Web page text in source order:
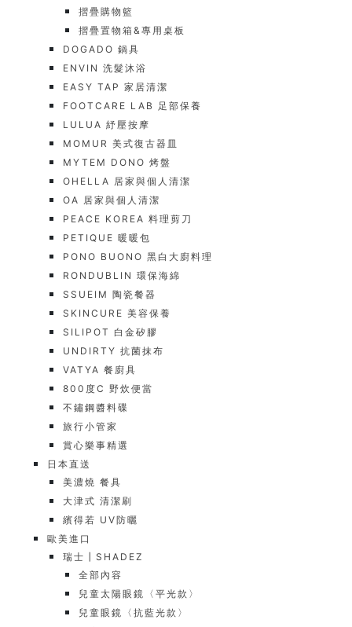
摺疊購物籃
摺疊置物箱&專用桌板
DOGADO 鍋具
ENVIN 洗髮沐浴
EASY TAP 家居清潔
FOOTCARE LAB 足部保養
LULUA 紓壓按摩
MOMUR 美式復古器皿
MYTEM DONO 烤盤
OHELLA 居家與個人清潔
OA 居家與個人清潔
PEACE KOREA 料理剪刀
PETIQUE 暖暖包
PONO BUONO 黑白大廚料理
RONDUBLIN 環保海綿
SSUEIM 陶瓷餐器
SKINCURE 美容保養
SILIPOT 白金矽膠
UNDIRTY 抗菌抹布
VATYA 餐廚具
800度C 野炊便當
不鏽鋼醬料碟
旅行小管家
賞心樂事精選
日本直送
美濃燒 餐具
大津式 清潔刷
繽得若 UV防曬
歐美進口
瑞士┃SHADEZ
全部內容
兒童太陽眼鏡〈平光款〉
兒童眼鏡〈抗藍光款〉